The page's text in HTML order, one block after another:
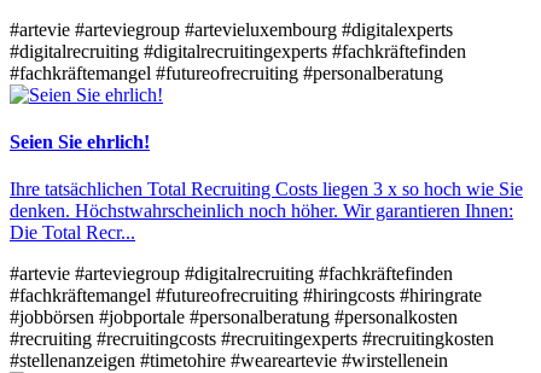
#artevie #arteviegroup #artevieluxembourg #digitalexperts
#digitalrecruiting #digitalrecruitingexperts #fachkräftefinden
#fachkräftemangel #futureofrecruiting #personalberatung
Seien Sie ehrlich!
Ihre tatsächlichen Total Recruiting Costs liegen 3 x so hoch wie Sie
denken. Höchstwahrscheinlich noch höher. Wir garantieren Ihnen:
Die Total Recr...
#artevie #arteviegroup #digitalrecruiting #fachkräftefinden
#fachkräftemangel #futureofrecruiting #hiringcosts #hiringrate
#jobbörsen #jobportale #personalberatung #personalkosten
#recruiting #recruitingcosts #recruitingexperts #recruitingkosten
#stellenanzeigen #timetohire #weareartevie #wirstellenein